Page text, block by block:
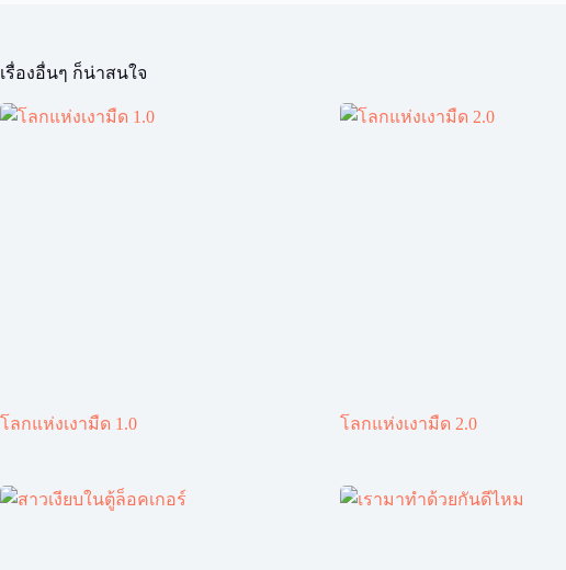
เรื่องอื่นๆ ก็น่าสนใจ
โลกแห่งเงามืด 1.0 โลกแห่งเงามืด 2.0